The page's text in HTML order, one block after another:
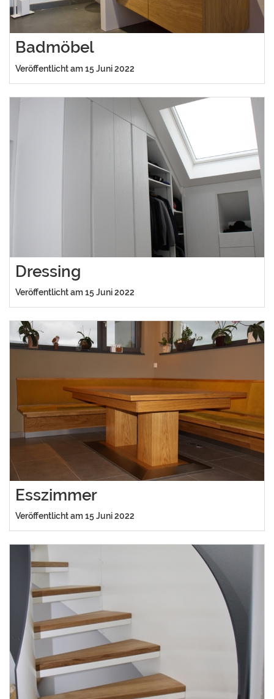
Badmöbel
Veröffentlicht am 15 Juni 2022
Dressing
Veröffentlicht am 15 Juni 2022
Esszimmer
Veröffentlicht am 15 Juni 2022